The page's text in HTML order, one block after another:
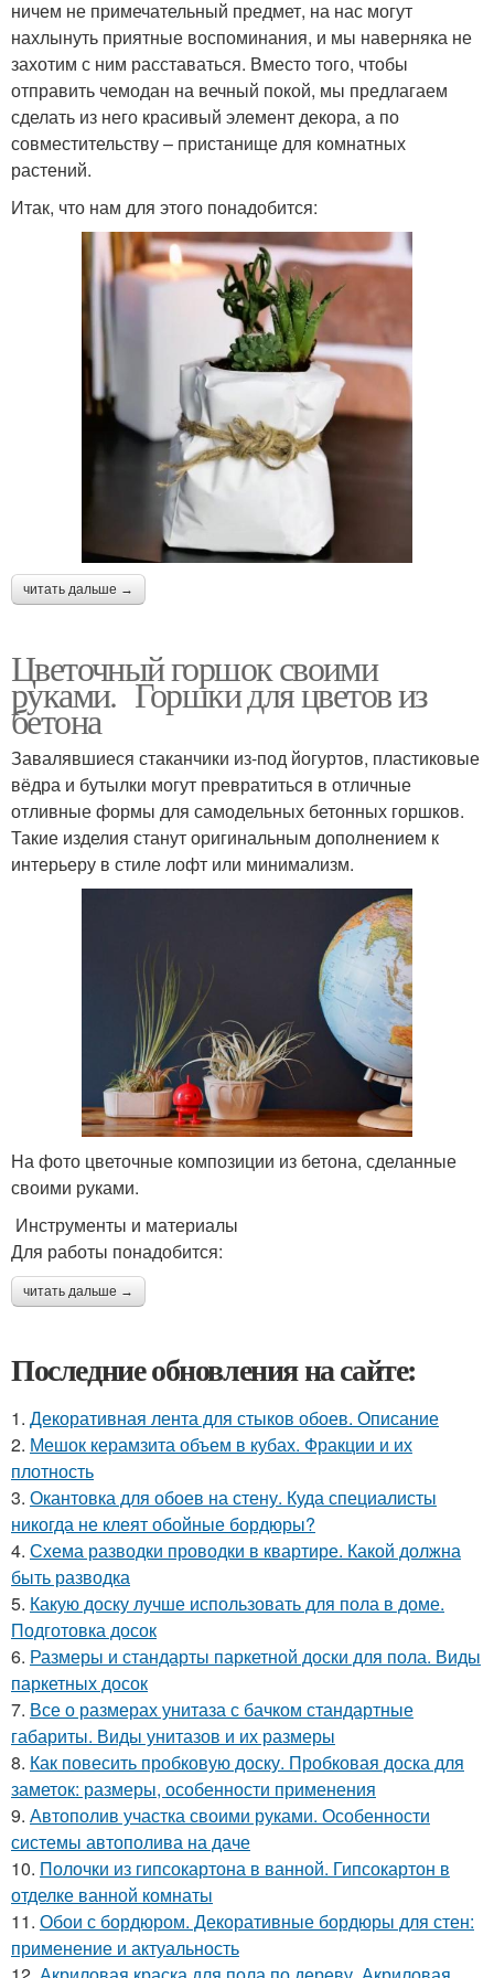
ничем не примечательный предмет, на нас могут
нахлынуть приятные воспоминания, и мы наверняка не
захотим с ним расставаться. Вместо того, чтобы
отправить чемодан на вечный покой, мы предлагаем
сделать из него красивый элемент декора, а по
совместительству – пристанище для комнатных
растений.
Итак, что нам для этого понадобится:
читать дальше →
Цветочный горшок своими
руками. Горшки для цветов из
бетона
Завалявшиеся стаканчики из-под йогуртов, пластиковые
вёдра и бутылки могут превратиться в отличные
отливные формы для самодельных бетонных горшков.
Такие изделия станут оригинальным дополнением к
интерьеру в стиле лофт или минимализм.
На фото цветочные композиции из бетона, сделанные
своими руками.
Инструменты и материалы
Для работы понадобится:
читать дальше →
Последние обновления на сайте:
1. Декоративная лента для стыков обоев. Описание
2. Мешок керамзита объем в кубах. Фракции и их
плотность
3. Окантовка для обоев на стену. Куда специалисты
никогда не клеят обойные бордюры?
4. Схема разводки проводки в квартире. Какой должна
быть разводка
5. Какую доску лучше использовать для пола в доме.
Подготовка досок
6. Размеры и стандарты паркетной доски для пола. Виды
паркетных досок
7. Все о размерах унитаза с бачком стандартные
габариты. Виды унитазов и их размеры
8. Как повесить пробковую доску. Пробковая доска для
заметок: размеры, особенности применения
9. Автополив участка своими руками. Особенности
системы автополива на даче
10. Полочки из гипсокартона в ванной. Гипсокартон в
отделке ванной комнаты
11. Обои с бордюром. Декоративные бордюры для стен:
применение и актуальность